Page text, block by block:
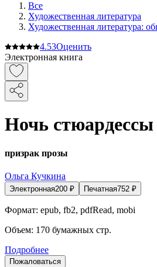
Все
Художественная литература
Художественная литература:
4.53Оценить
Электронная книга
Ночь стюардессы
призрак прозы
Ольга Кучкина
Электронная200 ₽ Печатная752 ₽
Формат: epub, fb2, pdfRead, mobi
Объем: 170 бумажных стр.
Подробнее
Пожаловаться